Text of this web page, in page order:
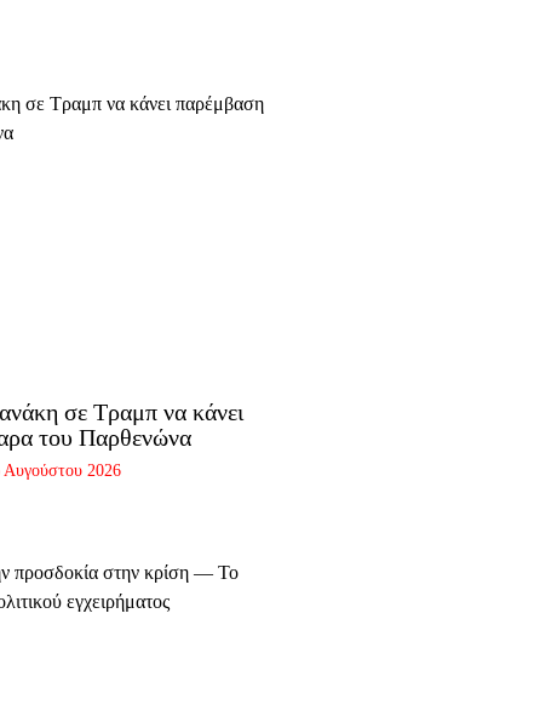
σε Τραμπ να κάνει
του Παρθενώνα
Αυγούστου 2026